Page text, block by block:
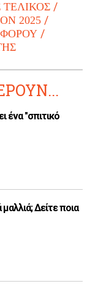
2025
ένα "σπιτικό
Δείτε ποια